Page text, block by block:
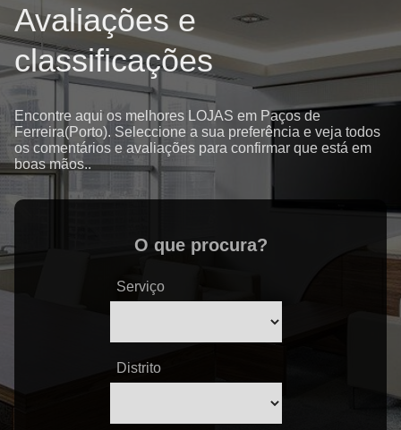
Avaliações e
classificações
Encontre aqui os melhores LOJAS em Paços de
Ferreira(Porto). Seleccione a sua preferência e veja todos
os comentários e avaliações para confirmar que está em
boas mãos..
O que procura?
Serviço
Distrito